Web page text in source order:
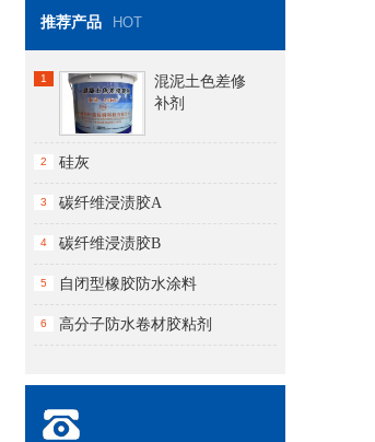
推荐产品 HOT
1
混泥土色差修
补剂
2 硅灰
3 碳纤维浸渍胶A
4 碳纤维浸渍胶B
5 自闭型橡胶防水涂料
6 高分子防水卷材胶粘剂